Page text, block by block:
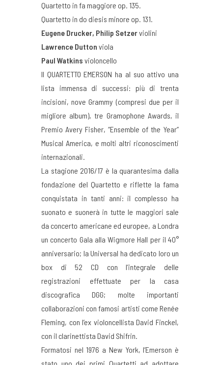
Quartetto in fa maggiore op. 135.
Quartetto in do diesis minore op. 131.
Eugene Drucker, Philip Setzerviolini
Lawrence Dutton viola
Paul Watkins violoncello
Il QUARTETTO EMERSON ha al suo attivo una
lista immensa di successi: più di trenta
incisioni, nove Grammy (compresi due per il
migliore album), tre Gramophone Awards, il
Premio Avery Fisher, “Ensemble of the Year”
Musical America, e molti altri riconoscimenti
internazionali.
La stagione 2016/17 è la quarantesima dalla
fondazione del Quartetto e riflette la fama
conquistata in tanti anni: il complesso ha
suonato e suonerà in tutte le maggiori sale
da concerto americane ed europee, a Londra
un concerto Gala alla Wigmore Hall per il 40°
anniversario; la Universal ha dedicato loro un
box di 52 CD con l’integrale delle
registrazioni effettuate per la casa
discografica DGG; molte importanti
collaborazioni con famosi artisti come Renée
Fleming, con l’ex violoncellista David Finckel,
con il clarinettista David Shifrin.
Formatosi nel 1976 a New York, l’Emerson è